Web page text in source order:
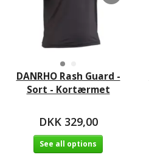
DANRHO Rash Guard -
Sort - Kortærmet
DKK 329,00
See all options